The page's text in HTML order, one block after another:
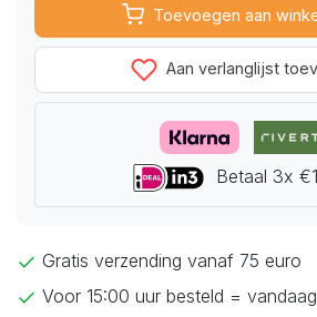
Toevoegen aan
Aan verlanglijst
Betaal 3x
Gratis verzending vanaf 75 euro
Voor 15:00 uur besteld =